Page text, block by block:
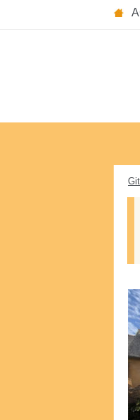
Panneau de gestion des